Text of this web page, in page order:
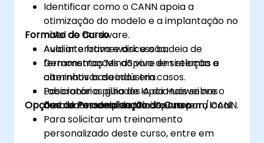
Identificar como o CANN apoia a
otimização do modelo e a implantação no
nível de hardware.
Avaliar o framework e a cadeia de
ferramentas MindSpore em relação a
alternativas da indústria.
Posicionar a pilha de IA da Huawei nos
ambientes empresariais ou nuvem/local.
Formato do Curso
Aula interativa e discussão.
Demonstrações ao vivo de sistemas e
caminhos baseados em casos.
Laboratórios guiados opcionais sobre o
fluxo do modelo de MindSpore para CANN.
Opções de Personalização do Curso
Para solicitar um treinamento
personalizado deste curso, entre em